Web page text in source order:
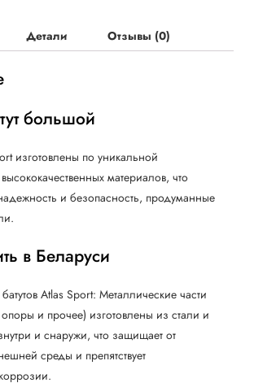
Детали Отзывы (0)
большой
изготовлены по уникальной
материалов, что
и безопасность, продуманные
в Беларуси
Atlas Sport: Металлические части
опоры и прочее) изготовлены из стали и
и снаружи, что защищает от
среды и препятствует